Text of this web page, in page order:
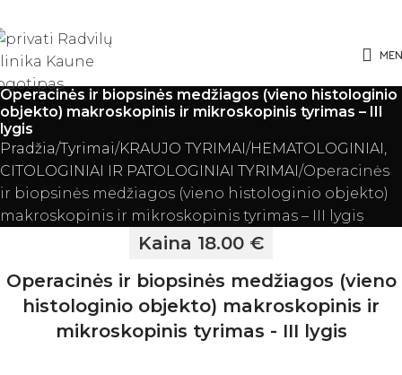
Operacinės ir biopsinės medžiagos (vieno histologinio
objekto) makroskopinis ir mikroskopinis tyrimas – III
lygis
Pradžia Tyrimai KRAUJO TYRIMAI HEMATOLOGINIAI,
CITOLOGINIAI IR PATOLOGINIAI TYRIMAI Operacinės
ir biopsinės medžiagos (vieno histologinio objekto)
makroskopinis ir mikroskopinis tyrimas – III lygis
Kaina 18.00 €
Operacinės ir biopsinės medžiagos (vieno
histologinio objekto) makroskopinis ir
mikroskopinis tyrimas - III lygis